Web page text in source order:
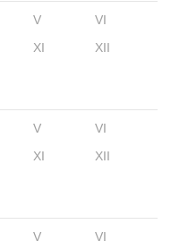
V
VI
XI XII
V
VI
XI XII
V
VI